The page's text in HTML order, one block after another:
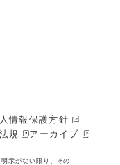
情報保護方針
規 アーカイブ
示がない限り、その